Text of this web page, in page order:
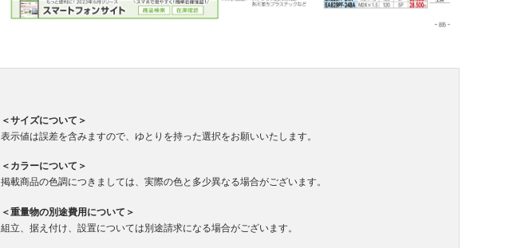
＜サイズについて＞
表示値は誤差を含みますので、ゆとりを持った選択をお願いいたします。
＜カラーについて＞
掲載商品の色調につきましては、実際の色と多少異なる場合がございます。
＜重量物の別途費用について＞
組立、据え付け、設置については別途請求になる場合がございます。